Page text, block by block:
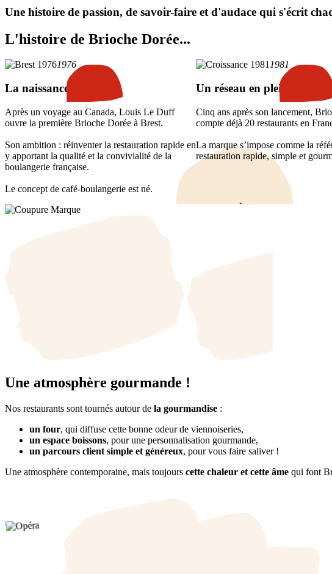
Une histoire de passion, de savoir-faire et d'audace qui s'écrit
L'histoire de Brioche Dorée...
1976
La naissance à Brest
Après un voyage au Canada, Louis Le Duff
ouvre la première Brioche Dorée à Brest.
Son ambition : réinventer la restauration rapide en
y apportant la qualité et la convivialité de la
boulangerie française.
Le concept de café-boulangerie est né.
1981
Un réseau en pleine
Cinq ans après son lancement,
compte déjà 20 restaurants en
La marque s’impose comme la
restauration rapide, simple et
Une atmosphère gourmande !
Nos restaurants sont tournés autour de la gourmandise :
un four, qui diffuse cette bonne odeur de viennoiseries,
un espace boissons, pour une personnalisation gourmande,
un parcours client simple et généreux, pour vous faire saliver !
Une atmosphère contemporaine, mais toujours cette chaleur et cette âme qui font